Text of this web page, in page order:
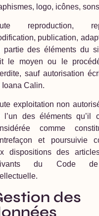
logo, icônes,
reproduction,
publication,
partie des éléments du
le moyen ou le
sauf autorisation
Ioana Calin.
exploitation non
l’un des éléments qu’il
comme
et poursuivie
dispositions des
du Code de
des